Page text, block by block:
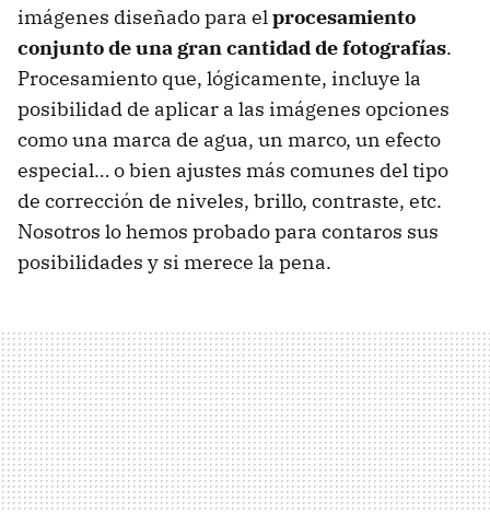
imágenes diseñado para elprocesamiento
conjunto de una gran cantidad de fotografías.
Procesamiento que, lógicamente, incluye la
posibilidad de aplicar a las imágenes opciones
como una marca de agua, un marco, un efecto
especial… o bien ajustes más comunes del tipo
de corrección de niveles, brillo, contraste, etc.
Nosotros lo hemos probado para contaros sus
posibilidades y si merece la pena.